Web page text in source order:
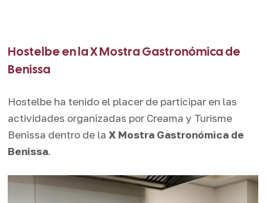
Hostelbe en la X Mostra Gastronómica de
Benissa
Hostelbe ha tenido el placer de participar en las
actividades organizadas por Creama y Turisme
Benissa dentro de la X Mostra Gastronómica de
Benissa.